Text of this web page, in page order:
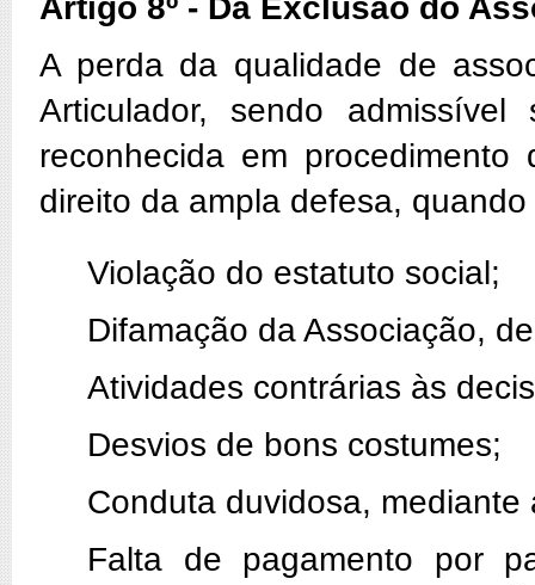
Artigo 8º - Da Exclusão do
A perda da qualidade de
Articulador, sendo
reconhecida em
direito da ampla defesa,
Violação do estatuto social;
Difamação da Associação,
Atividades contrárias às
Desvios de bons costumes;
Conduta duvidosa,
Falta de pagamento por